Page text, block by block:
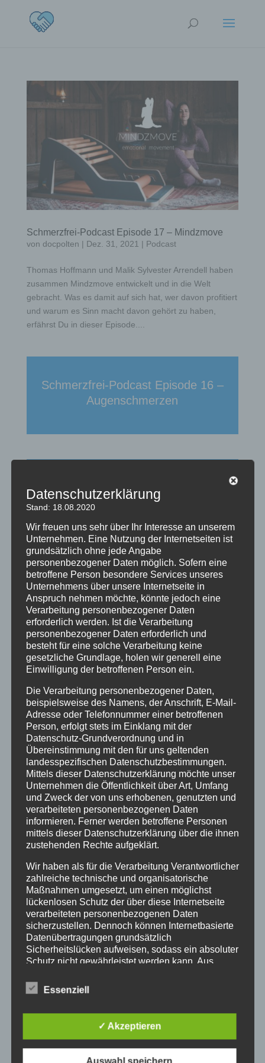
Schmerzfrei-Podcast Episode 17 – Mindzmove
von docpolten | Dez. 31, 2021 | Podcast
Thomas Hoffmann und Malik Sylvester Arrendell haben
zusammen Mindzmove entwickelt und in die Welt
gebracht. Was es damit auf sich hat, wer davon profitiert
und warum es Sinn macht davon gehört zu haben,
erfährst Du in dieser Episode....
Schmerzfrei-Podcast Episode 16 –
Augenschmerzen
Schmerzfrei-Podcast Episode 15 –
Das Zwerchfell macht Schmerzen!?
Schmerzfrei-Podcast Episode 14 – Fußschmerzen
vondocpolten|Nov. 12, 2021|Podcast
Wir sprechen über Schmerzen des Fußes und vor allem
auch über Maßnahmen, die Du zur Prophylaxe treffen
kannst. https://schmerzfrei-
hamburg.podcaster.de/download/SFP_14.mp3Podcast:
Play in new window |...
Schmerzfrei-Podcast Episode 13 –
Der einzige Grund, warum Du
Datenschutzerklärung
Stand: 18.08.2020
Wir freuen uns sehr über Ihr Interesse an unserem
Unternehmen. Eine Nutzung der Internetseiten ist
grundsätzlich ohne jede Angabe
personenbezogener Daten möglich. Sofern eine
betroffene Person besondere Services unseres
Unternehmens über unsere Internetseite in
Anspruch nehmen möchte, könnte jedoch eine
Verarbeitung personenbezogener Daten
erforderlich werden. Ist die Verarbeitung
personenbezogener Daten erforderlich und
besteht für eine solche Verarbeitung keine
gesetzliche Grundlage, holen wir generell eine
Einwilligung der betroffenen Person ein.
Die Verarbeitung personenbezogener Daten,
beispielsweise des Namens, der Anschrift, E-Mail-
Adresse oder Telefonnummer einer betroffenen
Person, erfolgt stets im Einklang mit der
Datenschutz-Grundverordnung und in
Übereinstimmung mit den für uns geltenden
landesspezifischen Datenschutzbestimmungen.
Mittels dieser Datenschutzerklärung möchte unser
Unternehmen die Öffentlichkeit über Art, Umfang
und Zweck der von uns erhobenen, genutzten und
verarbeiteten personenbezogenen Daten
informieren. Ferner werden betroffene Personen
mittels dieser Datenschutzerklärung über die ihnen
zustehenden Rechte aufgeklärt.
Wir haben als für die Verarbeitung Verantwortlicher
zahlreiche technische und organisatorische
Maßnahmen umgesetzt, um einen möglichst
lückenlosen Schutz der über diese Internetseite
verarbeiteten personenbezogenen Daten
sicherzustellen. Dennoch können Internetbasierte
Datenübertragungen grundsätzlich
Sicherheitslücken aufweisen, sodass ein absoluter
Schutz nicht gewährleistet werden kann. Aus
frei, personenbezogene Daten auch auf
alternativen Wegen, beispielsweise telefonisch, an
Essenziell
✓ Akzeptieren